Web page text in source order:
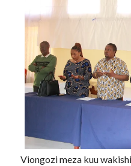
Viongozi meza kuu